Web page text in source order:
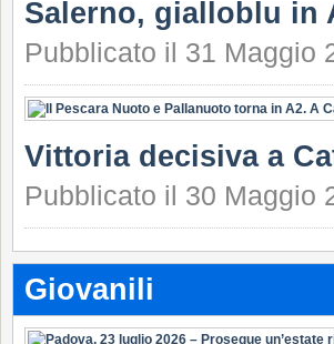
Salerno, gialloblu in
Pubblicato il 31 Maggio
Vittoria decisiva a
Pubblicato il 30 Maggio
Giovanili